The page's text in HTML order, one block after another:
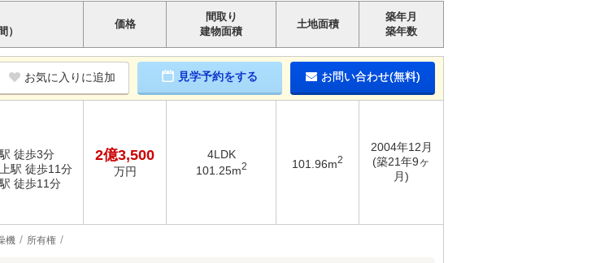
）
価格
間取り
建物面積
土地面積
築年月
築年数
お気に入りに追加 見学予約をする お問い合わせ(無料)
徒歩3分
駅 徒歩11分
徒歩11分
2億3,500
万円
4LDK
101.25m2 101.96m2
2004年12月
(築21年9ヶ
月)
機 所有権